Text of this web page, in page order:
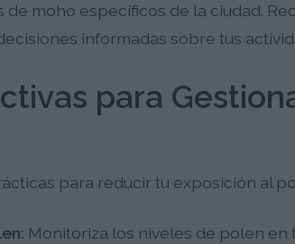
de moho específicos de la ciudad.
informadas sobre tus
para
para reducir tu exposición al
Monitoriza los niveles de polen